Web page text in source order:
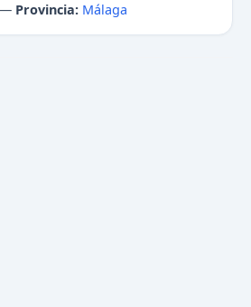
— Provincia: Málaga